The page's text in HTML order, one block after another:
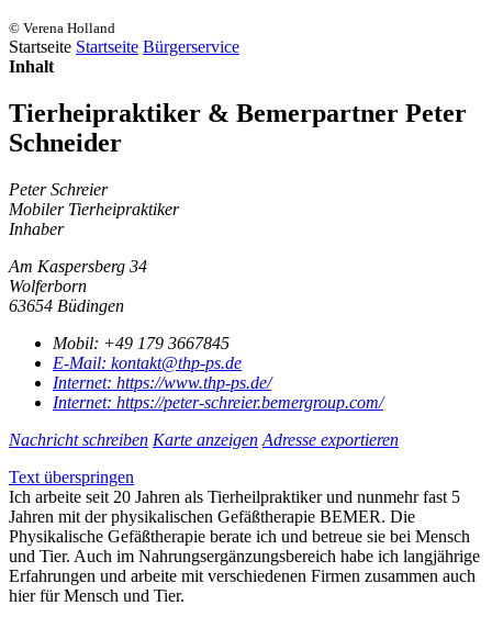
© Verena Holland
Startseite Startseite Bürgerservice
Inhalt
Tierheipraktiker & Bemerpartner Peter
Schneider
Peter Schreier
Mobiler Tierheipraktiker
Inhaber
Am Kaspersberg 34
Wolferborn
63654 Büdingen
Mobil: +49 179 3667845
E-Mail: kontakt@thp-ps.de
Internet: https://www.thp-ps.de/
Internet: https://peter-schreier.bemergroup.com/
Nachricht schreiben Karte anzeigen Adresse exportieren
Text überspringen
Ich arbeite seit 20 Jahren als Tierheilpraktiker und nunmehr fast 5
Jahren mit der physikalischen Gefäßtherapie BEMER. Die
Physikalische Gefäßtherapie berate ich und betreue sie bei Mensch
und Tier. Auch im Nahrungsergänzungsbereich habe ich langjährige
Erfahrungen und arbeite mit verschiedenen Firmen zusammen auch
hier für Mensch und Tier.